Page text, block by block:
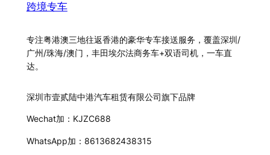
跨境专车
专注粤港澳三地往返香港的豪华专车接送服务，覆盖深圳/
广州/珠海/澳门，丰田埃尔法商务车+双语司机，一车直
达。
深圳市壹贰陆中港汽车租赁有限公司旗下品牌
Wechat加：KJZC688
WhatsApp加：8613682438315